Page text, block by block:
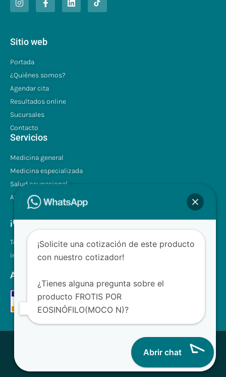
Sitio web
Portada
¿Quiénes somos?
Agendar cita
Resultados online
Sucursales
Contacto
Servicios
Medicina general
Medicina especializada
Salud ocupacional
Atención a domicilio
¡Contáctenos!
Tel.: +507 310 0680/81
info@clinilabpanama.com
Aceptamos
® CliniLab - Todos los derechos reservados
Desarrollado con ❤ para Clinilab
¡Solicite una cotización de este producto
con nuestro cotizador!
¿Tienes alguna pregunta sobre el
producto FROTIS POR
EOSINÓFILO(MOCO N)?
Abrir chat